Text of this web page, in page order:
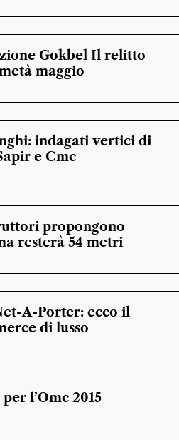
Gokbel Il relitto
maggio
indagati vertici di
e Cmc
propongono
resterà 54 metri
A-Porter: ecco il
di lusso
l’Omc 2015